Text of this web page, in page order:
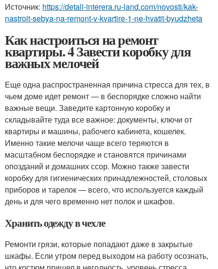
Источник: https://detali-interera.ru-land.com/novosti/kak-
nastroit-sebya-na-remont-v-kvartire-1-ne-hvatit-byudzheta
Как настроиться на ремонт
квартиры. 4 Завести коробку для
важных мелочей
Еще одна распространенная причина стресса для тех, в
чьем доме идет ремонт — в беспорядке сложно найти
важные вещи. Заведите картонную коробку и
складывайте туда все важное: документы, ключи от
квартиры и машины, рабочего кабинета, кошелек.
Именно такие мелочи чаще всего теряются в
масштабном беспорядке и становятся причинами
опозданий и домашних ссор. Можно также завести
коробку для гигиенических принадлежностей, столовых
приборов и тарелок — всего, что используется каждый
день и для чего временно нет полок и шкафов.
Хранить одежду в чехле
Ремонти грязи, которые попадают даже в закрытые
шкафы. Если утром перед выходом на работу осознать,